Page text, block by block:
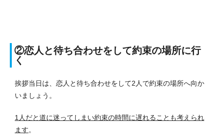
②恋人と待ち合わせをして約束の場所に行
く
挨拶当日は、恋人と待ち合わせをして2人で約束の場所へ向か
いましょう。
1人だと道に迷ってしまい約束の時間に遅れることも考えられ
ます。